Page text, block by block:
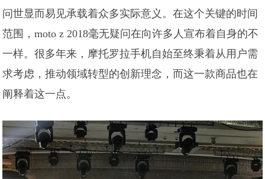
问世显而易见承载着众多实际意义。在这个关键的时间
范围，moto z 2018毫无疑问在向许多人宣布着自身的不
一样。很多年来，摩托罗拉手机自始至终秉着从用户需
求考虑，推动领域转型的创新理念，而这一款商品也在
阐释着这一点。